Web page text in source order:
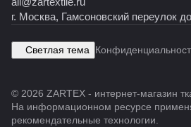
г. Москва, Гамсоновский переулок
Светлая тема
© 2026 ZARTEX - интернет-магазин
На информационном ресурсе
рекомендательные технологии